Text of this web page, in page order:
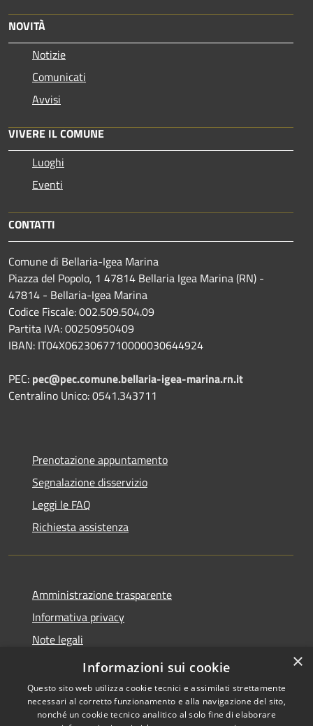
NOVITÀ
Notizie
Comunicati
Avvisi
VIVERE IL COMUNE
Luoghi
Eventi
CONTATTI
Comune di Bellaria-Igea Marina
Piazza del Popolo, 1 47814 Bellaria Igea Marina (RN) -
47814 - Bellaria-Igea Marina
Codice Fiscale: 002.509.504.09
Partita IVA: 00250950409
IBAN: IT04X0623067710000030644924
PEC: pec@pec.comune.bellaria-igea-marina.rn.it
Centralino Unico: 0541.343711
Prenotazione appuntamento
Segnalazione disservizio
Leggi le FAQ
Richiesta assistenza
Amministrazione trasparente
Informativa privacy
Note legali
Dichiarazione di accessibilità
×
Informazioni sui cookie
Questo sito web utilizza cookie tecnici e assimilati strettamente
necessari al corretto funzionamento e alla navigazione del sito,
nonché un cookie tecnico analitico al solo fine di elaborare